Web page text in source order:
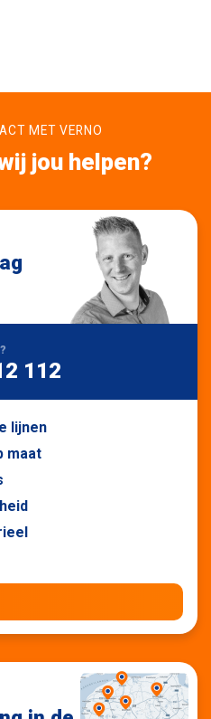
MET VERNO
jou helpen?
112
lijnen
maat